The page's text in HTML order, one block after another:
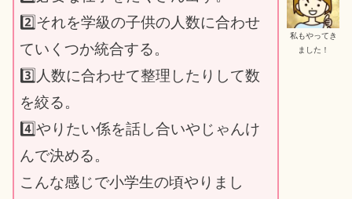
私もやってき
ました！
2️⃣それを学級の子供の人数に合わせ
ていくつか統合する。
3️⃣人数に合わせて整理したりして数
を絞る。
4️⃣やりたい係を話し合いやじゃんけ
んで決める。
こんな感じで小学生の頃やりまし